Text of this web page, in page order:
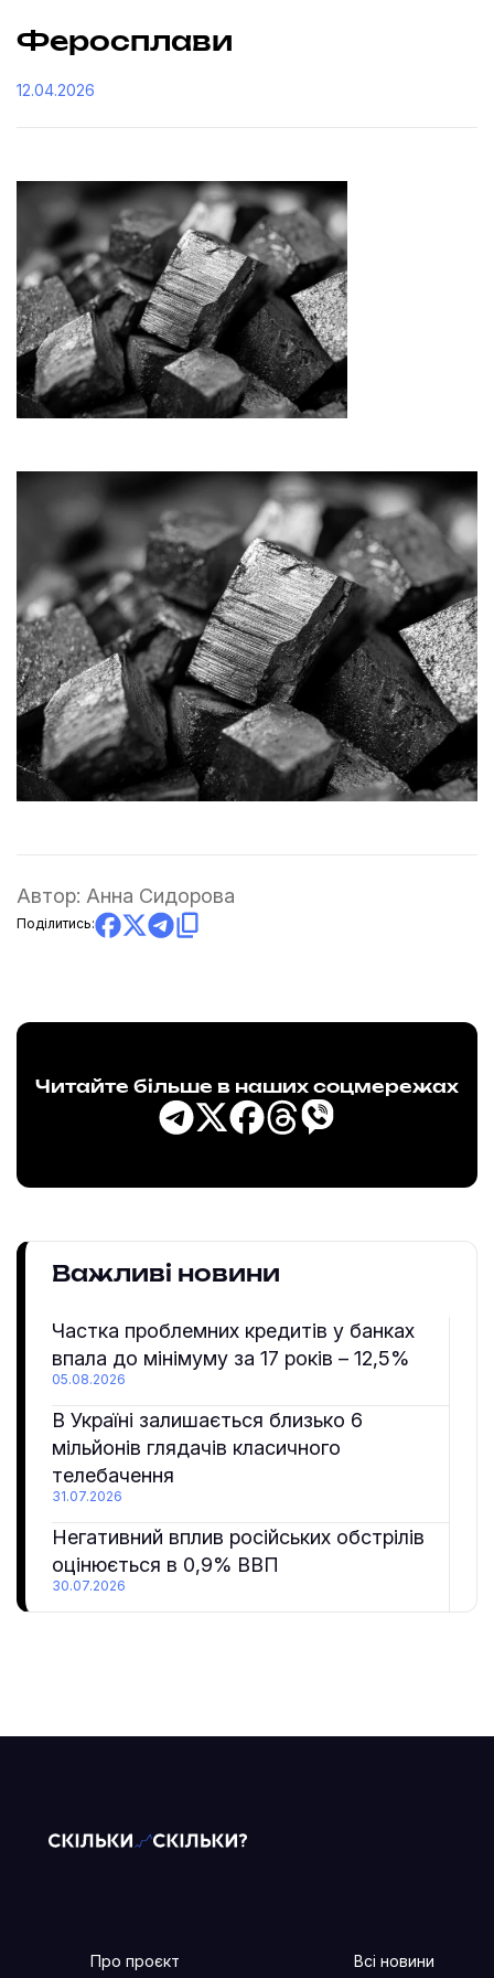
Феросплави
12.04.2026
Автор: Анна Сидорова
Поділитись:
Читайте більше в наших соцмережах
Важливі новини
Частка проблемних кредитів у банках
впала до мінімуму за 17 років – 12,5%
05.08.2026
В Україні залишається близько 6
мільйонів глядачів класичного
телебачення
31.07.2026
Негативний вплив російських обстрілів
оцінюється в 0,9% ВВП
30.07.2026
Про проєкт
Всі новини